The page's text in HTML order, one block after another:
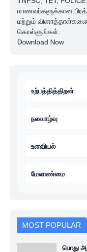
மாணவர்களுக்கான
மற்றும்
கொள்ளுங்கள்.
Download Now
உற்பத்தித்திறன்
நலவாழ்வு
உளவியல்
மேலாண்மை
MOST POPULAR
பொது